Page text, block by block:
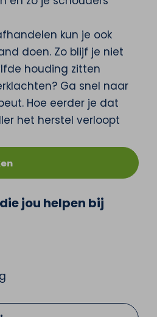
kun je ook
doen. Zo blijf je niet
houding zitten
Ga snel naar
Hoe eerder je dat
het herstel verloopt
jou helpen bij